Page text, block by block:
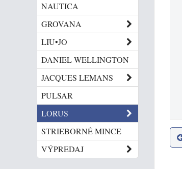
NAUTICA
GROVANA
LIU•JO
DANIEL WELLINGTON
JACQUES LEMANS
PULSAR
LORUS
STRIEBORNÉ MINCE
VÝPREDAJ